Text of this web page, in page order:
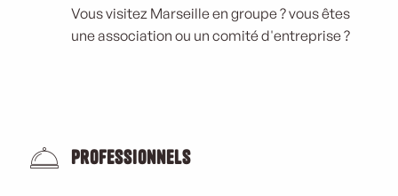
Vous visitez Marseille en groupe ? vous êtes
une association ou un comité d'entreprise ?
Professionnels